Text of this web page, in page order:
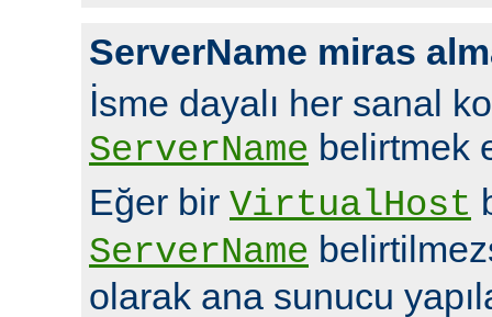
ServerName miras
İsme dayalı her sanal
ServerName belirtmek
Eğer bir VirtualHost
ServerName
olarak ana sunucu